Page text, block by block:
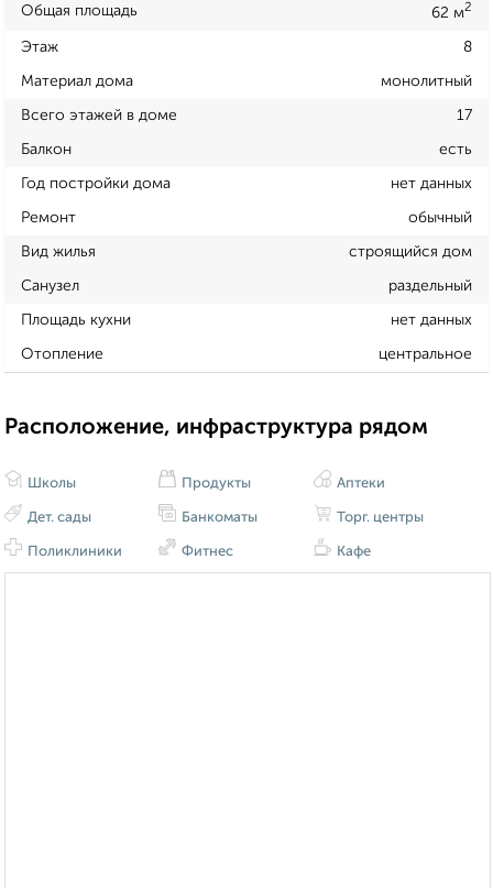
Общая площадь 62 м2
Этаж 8
Материал дома монолитный
Всего этажей в доме 17
Балкон есть
Год постройки дома нет данных
Ремонт обычный
Вид жилья строящийся дом
Санузел раздельный
Площадь кухни нет данных
Отопление центральное
Расположение, инфраструктура рядом
Школы
Дет. сады
Поликлиники
Продукты
Банкоматы
Фитнес
Аптеки
Торг. центры
Кафе